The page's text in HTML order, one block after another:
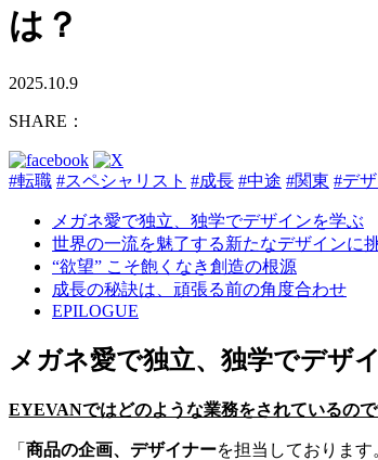
は？
2025.10.9
SHARE：
#転職 #スペシャリスト #成長 #中途 #関東 #デ
メガネ愛で独立、独学でデザインを学ぶ
世界の一流を魅了する新たなデザインに
“欲望” こそ飽くなき創造の根源
成長の秘訣は、頑張る前の角度合わせ
EPILOGUE
メガネ愛で独立、独学でデザ
EYEVANではどのような業務をされているので
「 商品の企画、デザイナーを担当しております